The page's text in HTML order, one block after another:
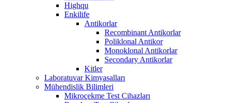
Highqu
Enkilife
Antikorlar
Recombinant Antikorlar
Poliklonal Antikor
Monoklonal Antikorlar
Secondary Antikorlar
Kitler
Laboratuvar Kimyasalları
Mühendislik Bilimleri
Mikroçekme Test Cihazları